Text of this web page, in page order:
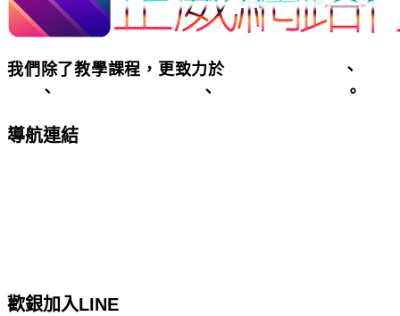
我們除了教學課程，更致力於客製化網頁設計 、
、 、 。
導航連結
歡銀加入LINE